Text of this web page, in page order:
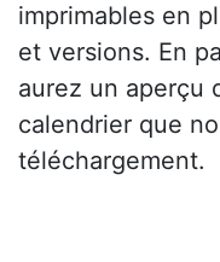
imprimables en
et versions. En
aurez un aperçu
calendrier que
téléchargement.